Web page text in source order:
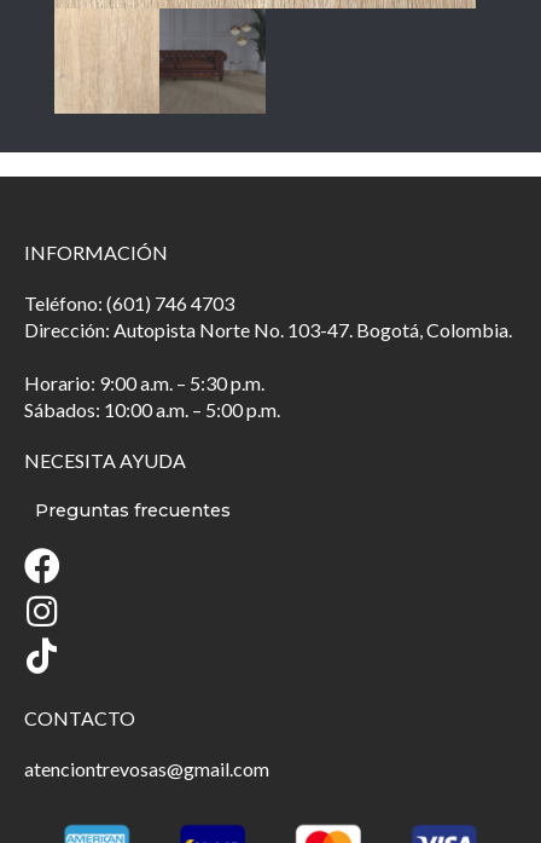
INFORMACIÓN
Teléfono: (601) 746 4703
Dirección: Autopista Norte No. 103-47. Bogotá, Colombia.
Horario: 9:00 a.m. – 5:30 p.m.
Sábados: 10:00 a.m. – 5:00 p.m.
NECESITA AYUDA
Preguntas frecuentes
CONTACTO
atenciontrevosas@gmail.com